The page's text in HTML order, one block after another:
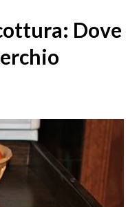
Dove